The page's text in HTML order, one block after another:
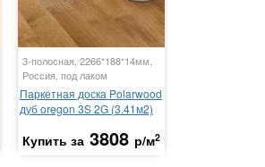
3-полосная, 2266*188*14мм,
Россия, под лаком
Паркетная доска Polarwood
дуб oregon 3S 2G (3.41м2)
Купить за 3808 р/м2